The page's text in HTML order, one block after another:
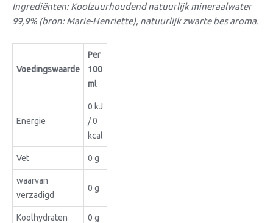
Ingrediënten: Koolzuurhoudend natuurlijk mineraalwater
99,9% (bron: Marie-Henriette), natuurlijk zwarte bes aroma.
Voedingswaarde
Per
100
ml
Energie
0 kJ
/ 0
kcal
Vet 0 g
waarvan
verzadigd
0 g
Koolhydraten 0 g